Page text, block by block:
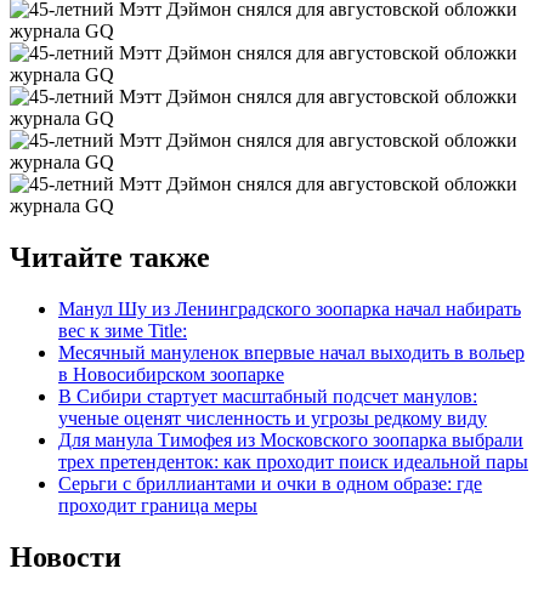
Читайте также
Манул Шу из Ленинградского зоопарка начал набирать
вес к зиме Title:
Месячный мануленок впервые начал выходить в вольер
в Новосибирском зоопарке
В Сибири стартует масштабный подсчет манулов:
ученые оценят численность и угрозы редкому виду
Для манула Тимофея из Московского зоопарка выбрали
трех претенденток: как проходит поиск идеальной пары
Серьги с бриллиантами и очки в одном образе: где
проходит граница меры
Новости